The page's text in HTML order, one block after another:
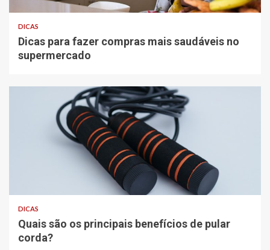
DICAS
Dicas para fazer compras mais saudáveis no
supermercado
DICAS
Quais são os principais benefícios de pular
corda?